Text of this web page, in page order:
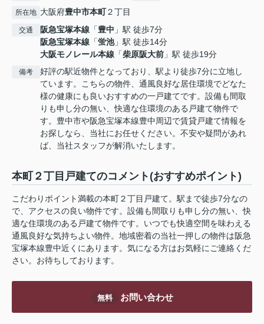
所在地 大阪府豊中市本町２丁目
交通 阪急宝塚本線 「豊中 」駅 徒歩7分
阪急宝塚本線 「蛍池」駅 徒歩14分
大阪モノレール本線 「柴原阪大前 」駅 徒歩19分
備考
好評の駅近物件となっており、駅より徒歩7分に立地し
ています。こちらの物件、通風良好な居住環境でどなた
様の健康にも良いおすすめの一戸建てです。設備も間取
りも申し分の無い、快適な住環境のある戸建て物件で
す。豊中市や阪急宝塚本線豊中周辺で賃貸戸建て情報を
お探しなら、当社にお任せください。不安や疑問があれ
ば、当社スタッフが解消いたします。
本町２丁目戸建てのコメント(おすすめポイント)
こだわりポイント満載の本町２丁目戸建て。駅まで徒歩7分なの
で、アクセスの良い物件です。設備も間取りも申し分の無い、快
適な住環境のある戸建て物件です。いつでも快適空間を味わえる
通風良好な気持ちよい物件。地域密着の当社一押しの物件は阪急
宝塚本線豊中近くにあります。気になる方はお気軽にご連絡くだ
さい。お待ちしております。
無料 お問い合わせ